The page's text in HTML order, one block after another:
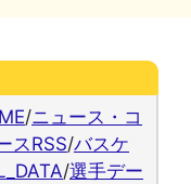
/ニュース・コ
スRSS/バスケ
/選手デー